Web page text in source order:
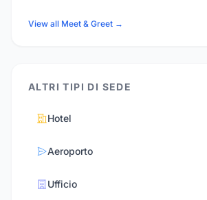
View all Meet & Greet →
ALTRI TIPI DI SEDE
Hotel
Aeroporto
Ufficio